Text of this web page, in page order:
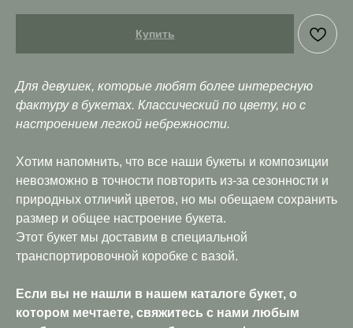
Купить
Для девушек, которые любят более интересную
фактуру в букетах. Классический по цвету, но с
настроением легкой небрежности.
Хотим напомнить, что все наши букеты и композиции
невозможно в точности повторить из-за сезонности и
природных отличий цветов, но мы обещаем сохранить
размер и общее настроение букета.
Этот букет мы доставим в специальной
транспортировочной коробке с вазой.
Если вы не нашли в нашем каталоге букет, о
котором мечтаете, свяжитесь с нами любым